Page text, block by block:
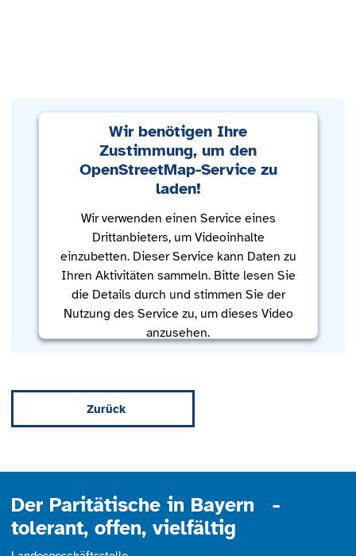
Wir benötigen Ihre
Zustimmung, um den
OpenStreetMap-Service zu
laden!
Wir verwenden einen Service eines
Drittanbieters, um Videoinhalte
einzubetten. Dieser Service kann Daten zu
Ihren Aktivitäten sammeln. Bitte lesen Sie
die Details durch und stimmen Sie der
Nutzung des Service zu, um dieses Video
anzusehen.
Management Platform
Zurück
Der Paritätische in Bayern -
tolerant, offen, vielfältig